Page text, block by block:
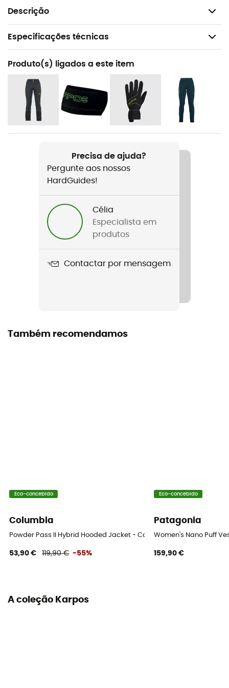
Descrição
Axilas: 94% poliéster 6% elastano
Especificações técnicas
Recomendado para
Ski de montanha / Alpinismo / Ski-alpinismo
Género
Mulher
Peso
Nome do produto
Alagna Down Jacket
Impermeabilidade
Isolamento sintético
Produto(s) ligados a este item
Precisa de ajuda?
Pergunte aos nossos
HardGuides!
Célia
Especialista em
produtos
Contactar por mensagem
Também recomendamos
Eco-concebido
Columbia
Powder Pass II Hybrid Hooded Jacket - Casaco penas mulher
53,90 € 119,90 € -55%
Eco-concebido
Patagonia
Women's Nano Puff
159,90 €
A coleção Karpos